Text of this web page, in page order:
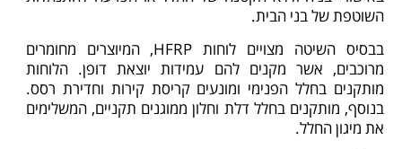
השוטפת של בני הבית.
בבסיס השיטה מצויים לוחות HFRP, המיוצרים מחומרים
מרוכבים, אשר מקנים להם עמידות יוצאת דופן. הלוחות
מותקנים בחלל הפנימי ומונעים קריסת קירות וחדירת רסס.
בנוסף, מותקנים בחלל דלת וחלון ממוגנים תקניים, המשלימים
את מיגון החלל.